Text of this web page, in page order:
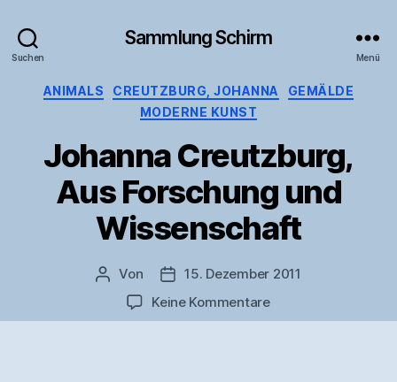
Suchen
Sammlung Schirm
Menü
Kategorien
ANIMALS CREUTZBURG, JOHANNA
GEMÄLDE
MODERNE KUNST
Johanna Creutzburg,
Aus Forschung und
Wissenschaft
Beitragsautor
Von Veröffentlichungsdatum
15. Dezember 2011
Keine Kommentarezu
Johanna